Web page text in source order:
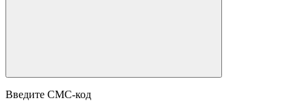
Введите СМС-код